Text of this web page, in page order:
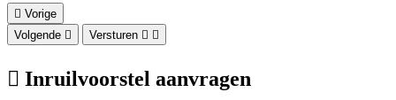
Vorige
Volgende
Versturen
Inruilvoorstel aanvragen